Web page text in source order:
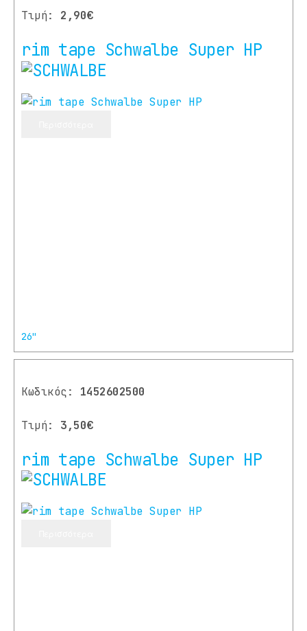
Τιμή: 2,90€
rim tape Schwalbe Super HP
26"
Κωδικός: 1452602500
Τιμή: 3,50€
rim tape Schwalbe Super HP